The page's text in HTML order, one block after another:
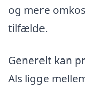
og mere
tilfælde.
Generelt kan
Als ligge